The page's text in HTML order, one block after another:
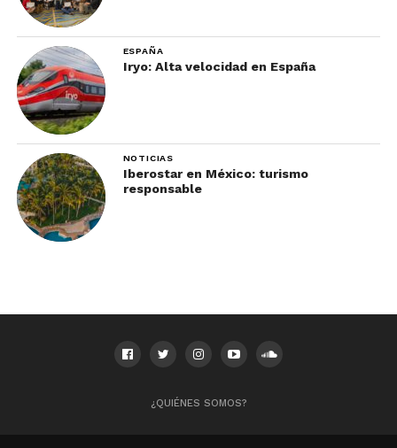
ESPAÑA
Iryo: Alta velocidad en España
NOTICIAS
Iberostar en México: turismo
responsable
¿QUIÉNES SOMOS?